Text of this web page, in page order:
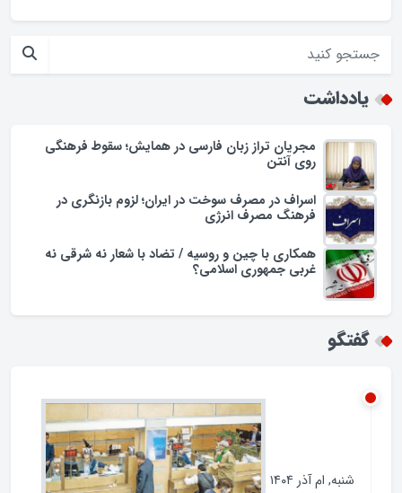
افزایش تجمل گرایی در جامعه اسلامی/زنگ خطری برای ارزش ها
یادداشت
مجریان تراز زبان فارسی در همایش؛ سقوط فرهنگی
اسراف در مصرف سوخت در ایران؛ لزوم بازنگری در